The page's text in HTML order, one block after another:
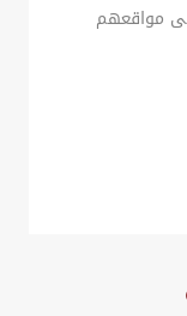
مواقعهم